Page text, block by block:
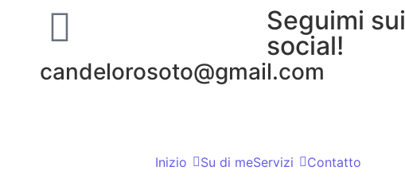
candelorosoto@gmail.com
Seguimi sui
social!
Inizio Su di meServizi Contatto